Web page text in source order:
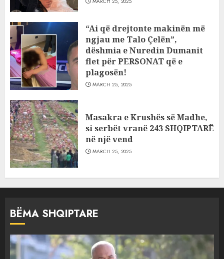
“Ai që drejtonte makinën më
ngjau me Talo Çelën”,
dëshmia e Nuredin Dumanit
flet për PERSONAT që e
plagosën!
MARCH 25, 2025
Masakra e Krushës së Madhe,
si serbët vranë 243 SHQIPTARË
në një vend
MARCH 25, 2025
BËMA SHQIPTARE